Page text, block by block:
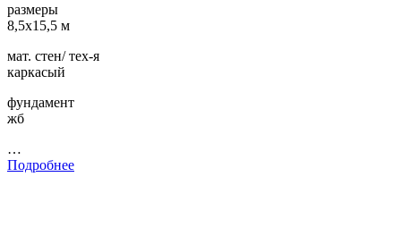
размеры
8,5х15,5 м
мат. стен/ тех-я
каркасый
фундамент
жб
…
Подробнее